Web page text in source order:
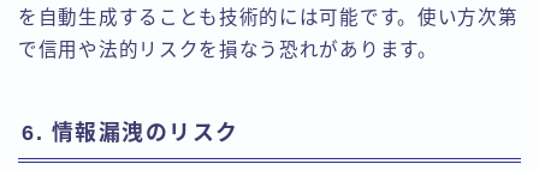
を自動生成することも技術的には可能です。使い方次第
で信用や法的リスクを損なう恐れがあります。
6. 情報漏洩のリスク